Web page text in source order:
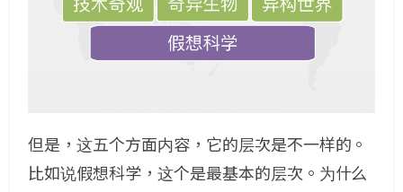
但是，这五个方面内容，它的层次是不一样的。
比如说假想科学，这个是最基本的层次。为什么